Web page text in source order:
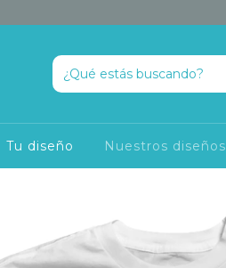
Tu diseño Nuestros diseños